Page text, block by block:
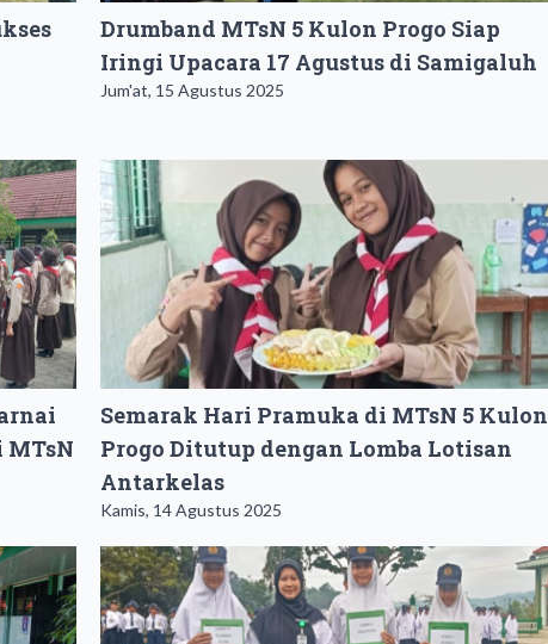
Drumband MTsN 5 Kulon Progo Siap
Iringi Upacara 17 Agustus di Samigaluh
Jum'at, 15 Agustus 2025
MTsN
Semarak Hari Pramuka di MTsN 5 Kulon
Progo Ditutup dengan Lomba Lotisan
Antarkelas
Kamis, 14 Agustus 2025